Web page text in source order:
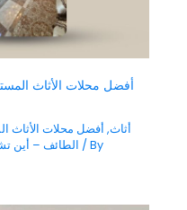
أفضل محلات الأثاث
أثاث, أفضل محلات الأثاث
الطائف – أين تشتري / By